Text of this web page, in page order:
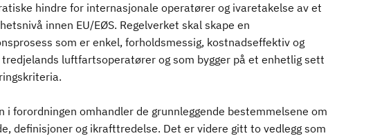
hindre for internasjonale operatører og ivaretakelse av et
innen EU/EØS. Regelverket skal skape en
som er enkel, forholdsmessig, kostnadseffektiv og
luftfartsoperatører og som bygger på et enhetlig sett
i forordningen omhandler de grunnleggende bestemmelsene om
definisjoner og ikrafttredelse. Det er videre gitt to vedlegg som